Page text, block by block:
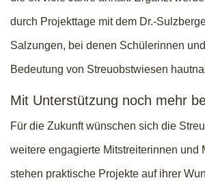
durch Projekttage mit dem Dr.-
Salzungen, bei denen Schülerinnen
Bedeutung von Streuobstwiesen
Mit Unterstützung noch mehr
Für die Zukunft wünschen sich die
weitere engagierte Mitstreiterinnen und
stehen praktische Projekte auf ihrer